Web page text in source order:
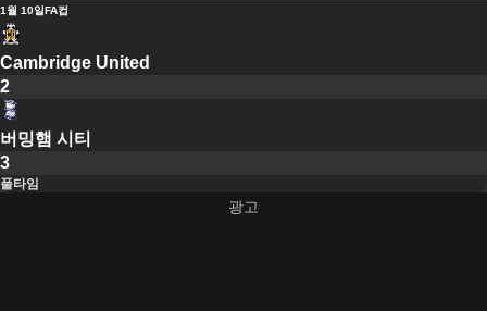
1월 10일 FA컵
Cambridge United
2
버밍햄 시티
3
풀타임